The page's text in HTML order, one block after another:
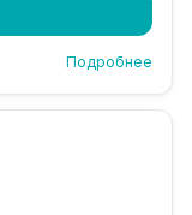
Подробнее